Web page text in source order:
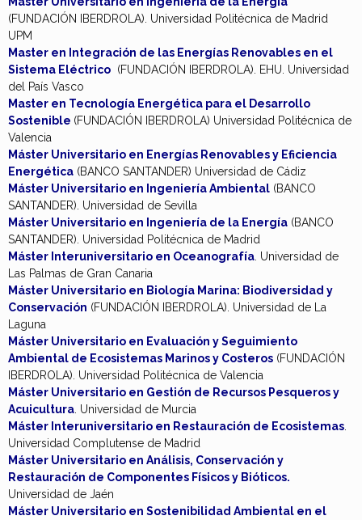
(FUNDACIÓN IBERDROLA). Universidad Politécnica de Madrid
UPM
Master en Integración de las Energías Renovables en el
Sistema Eléctrico (FUNDACIÓN IBERDROLA). EHU. Universidad
del País Vasco
Master en Tecnología Energética para el Desarrollo
Sostenible (FUNDACIÓN IBERDROLA) Universidad Politécnica de
Valencia
Máster Universitario en Energías Renovables y Eficiencia
Energética (BANCO SANTANDER) Universidad de Cádiz
Máster Universitario en Ingeniería Ambiental (BANCO
SANTANDER). Universidad de Sevilla
Máster Universitario en Ingeniería de la Energía (BANCO
SANTANDER). Universidad Politécnica de Madrid
Máster Interuniversitario en Oceanografía . Universidad de
Las Palmas de Gran Canaria
Máster Universitario en Biología Marina: Biodiversidad y
Conservación (FUNDACIÓN IBERDROLA). Universidad de La
Laguna
Máster Universitario en Evaluación y Seguimiento
Ambiental de Ecosistemas Marinos y Costeros (FUNDACIÓN
IBERDROLA). Universidad Politécnica de Valencia
Máster Universitario en Gestión de Recursos Pesqueros y
Acuicultura . Universidad de Murcia
Máster Interuniversitario en Restauración de Ecosistemas
Universidad Complutense de Madrid
Máster Universitario en Análisis, Conservación y
Restauración de Componentes Físicos y Bióticos.
Universidad de Jaén
Máster Universitario en Sostenibilidad Ambiental en el